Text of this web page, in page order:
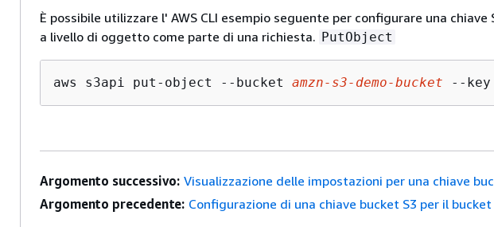
È possibile utilizzare l' AWS CLI esempio seguente per configurare una chiave
a livello di oggetto come parte di una richiesta. PutObject
aws s3api put-object --bucket amzn-s3-demo-bucket --key
Argomento successivo: Visualizzazione delle impostazioni per una chiave
Argomento precedente: Configurazione di una chiave bucket S3 per il bucket